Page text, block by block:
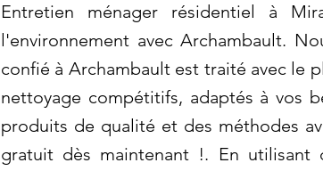
Entretien ménager résidentiel à
l'environnement avec Archambault.
confié à Archambault est traité avec le
nettoyage compétitifs, adaptés à vos
produits de qualité et des méthodes
gratuit dès maintenant !. En utilisant